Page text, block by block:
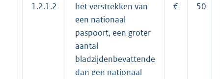
1.2.1.2
het verstrekken van
een nationaal
paspoort, een groter
aantal
bladzijdenbevattende
dan een nationaal
€ 50,35